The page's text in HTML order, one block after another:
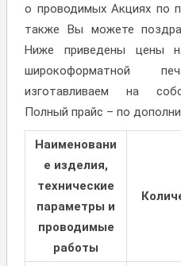
о проводимых Акциях по
также Вы можете
Ниже приведены цены
широкоформатной
изготавливаем на
Полный прайс – по
Наименовани
е изделия,
технические
параметры и
проводимые
работы